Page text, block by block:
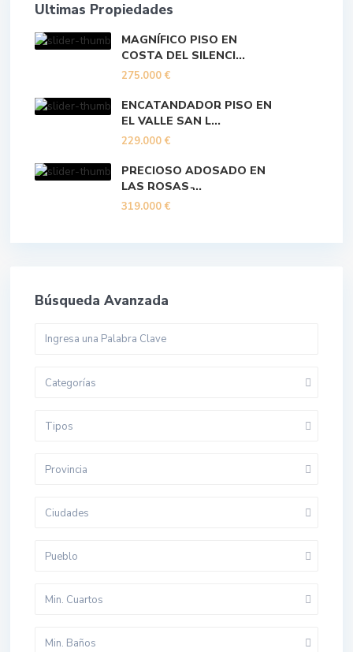
Ultimas Propiedades
MAGNÍFICO PISO EN
COSTA DEL SILENCI...
275.000 €
ENCATANDADOR PISO EN
EL VALLE SAN L...
229.000 €
PRECIOSO ADOSADO EN
LAS ROSAS ̵...
319.000 €
Búsqueda Avanzada
Categorías
Tipos
Provincia
Ciudades
Pueblo
Min. Cuartos
Min. Baños